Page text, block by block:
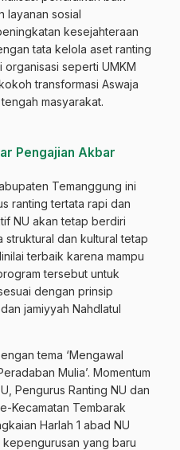
layanan sosial
kesejahteraan
tata kelola aset ranting
seperti UMKM
transformasi Aswaja
masyarakat.
Pengajian Akbar
Temanggung ini
ranting tertata rapi dan
NU akan tetap berdiri
dan kultural tetap
terbaik karena mampu
tersebut untuk
dengan prinsip
jamiyyah Nahdlatul
tema ‘Mengawal
Mulia’. Momentum
Pengurus Ranting NU dan
Kecamatan Tembarak
Harlah 1 abad NU
yang baru